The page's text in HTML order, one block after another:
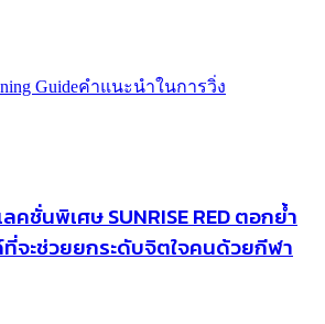
Guideคำแนะนำในการวิ่ง
คชั่นพิเศษ SUNRISE RED ตอกย้ำ
จะช่วยยกระดับจิตใจคนด้วยกีฬา